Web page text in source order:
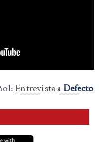
Entrevista aDefecto